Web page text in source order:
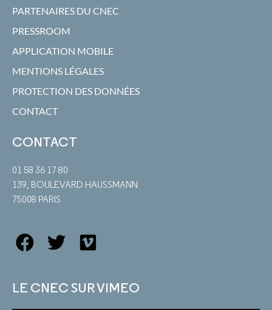
PARTENAIRES DU CNEC
PRESSROOM
APPLICATION MOBILE
MENTIONS LÉGALES
PROTECTION DES DONNÉES
CONTACT
CONTACT
01 58 36 17 80
139, BOULEVARD HAUSSMANN
75008 PARIS
LE CNEC SUR VIMEO